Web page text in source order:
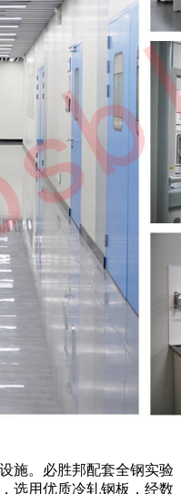
施。必胜邦配套全钢实验
选用优质冷轧钢板，经数